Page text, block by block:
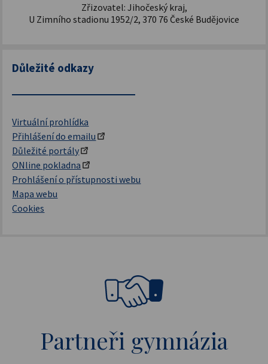
Zřizovatel: Jihočeský kraj,
U Zimního stadionu 1952/2, 370 76 České Budějovice
Důležité odkazy
Virtuální prohlídka
Přihlášení do emailu
Důležité portály
ONline pokladna
Prohlášení o přístupnosti webu
Mapa webu
Cookies
Partneři gymnázia